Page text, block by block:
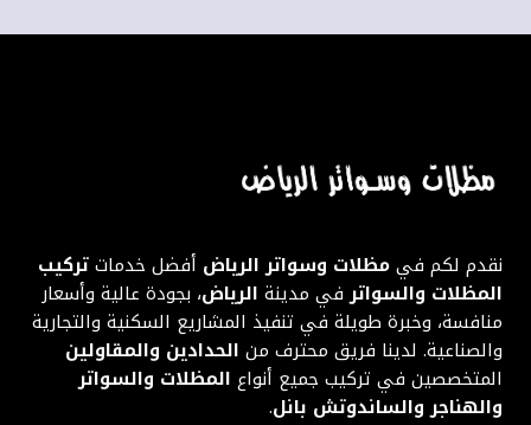
نقدم لكم فيمظلات وسواتر الرياض أفضل خدماتتركيب
المظلات والسواترفي مدينة الرياض، بجودة عالية وأسعار
منافسة، وخبرة طويلة في تنفيذ المشاريع السكنية والتجارية
والصناعية. لدينا فريق محترف من الحدادين والمقاولين
المتخصصين في تركيب جميع أنواع المظلات والسواتر
والهناجر والساندوتش بانل.